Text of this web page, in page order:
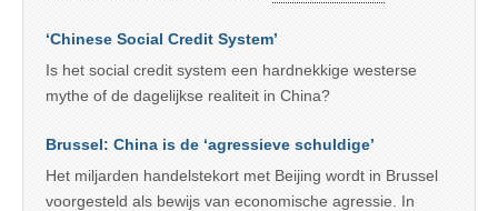
‘Chinese Social Credit System’
Is het social credit system een hardnekkige westerse
mythe of de dagelijkse realiteit in China?
Brussel: China is de ‘agressieve schuldige’
Het miljarden handelstekort met Beijing wordt in Brussel
voorgesteld als bewijs van economische agressie. In